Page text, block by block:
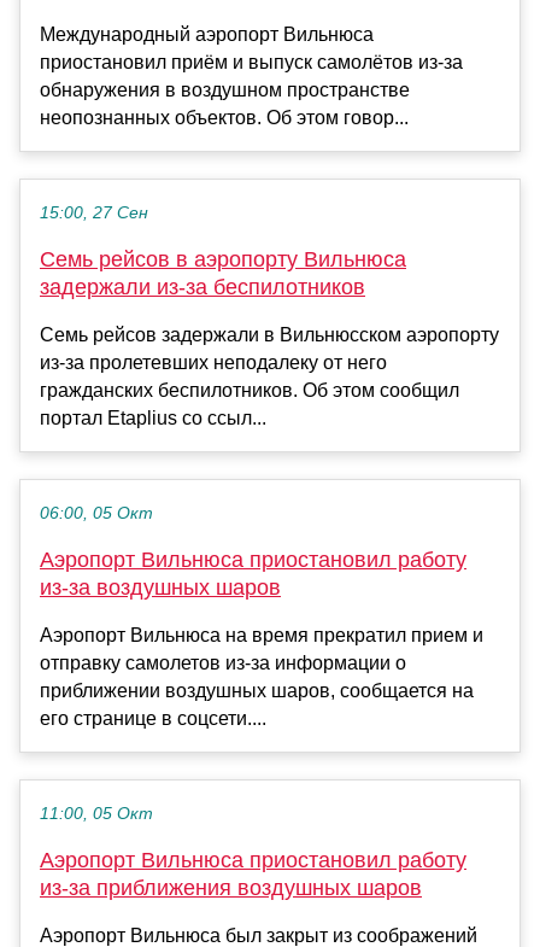
Международный аэропорт Вильнюса
приостановил приём и выпуск самолётов из-за
обнаружения в воздушном пространстве
неопознанных объектов. Об этом говор...
15:00, 27 Сен
Семь рейсов в аэропорту Вильнюса
задержали из-за беспилотников
Семь рейсов задержали в Вильнюсском аэропорту
из-за пролетевших неподалеку от него
гражданских беспилотников. Об этом сообщил
портал Etaplius со ссыл...
06:00, 05 Окт
Аэропорт Вильнюса приостановил работу
из-за воздушных шаров
Аэропорт Вильнюса на время прекратил прием и
отправку самолетов из-за информации о
приближении воздушных шаров, сообщается на
его странице в соцсети....
11:00, 05 Окт
Аэропорт Вильнюса приостановил работу
из-за приближения воздушных шаров
Аэропорт Вильнюса был закрыт из соображений